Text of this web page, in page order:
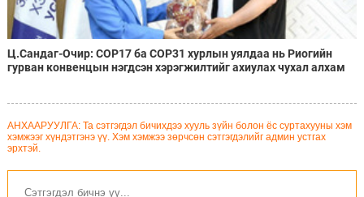
Ц.Сандаг-Очир: COP17 ба COP31 хурлын уялдаа нь Риогийн
гурван конвенцын нэгдсэн хэрэгжилтийг ахиулах чухал алхам
АНХААРУУЛГА: Та сэтгэгдэл бичихдээ хууль зүйн болон ёс суртахууны хэм
хэмжээг хүндэтгэнэ үү. Хэм хэмжээ зөрчсөн сэтгэгдэлийг админ устгах
эрхтэй.